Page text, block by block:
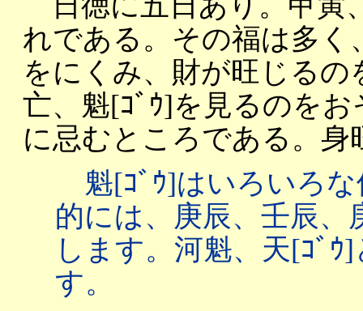
れである。その福は多く
をにくみ、財が旺じる
亡、魁[ｺﾞｳ]を見るのを
に忌むところである。
魁[ｺﾞｳ]はいろいろな
的には、庚辰、壬辰、
します。河魁、天[ｺﾞ
す。